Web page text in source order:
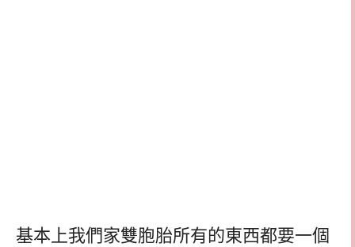
基本上我們家雙胞胎所有的東西都要一個